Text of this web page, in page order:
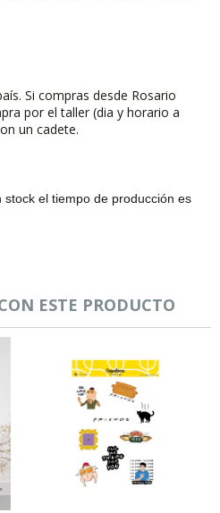
Si compras desde Rosario
por el taller (dia y horario a
un cadete.
el tiempo de producción es
ESTE PRODUCTO